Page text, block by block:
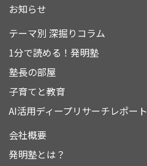
お知らせ
テーマ別 深掘りコラム
1分で読める！発明塾
塾長の部屋
子育てと教育
AI活用ディープリサーチレポート
会社概要
発明塾とは？